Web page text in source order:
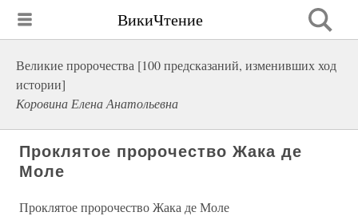
ВикиЧтение
Великие пророчества [100 предсказаний, изменивших ход
истории]
Коровина Елена Анатольевна
Проклятое пророчество Жака де
Моле
Проклятое пророчество Жака де Моле